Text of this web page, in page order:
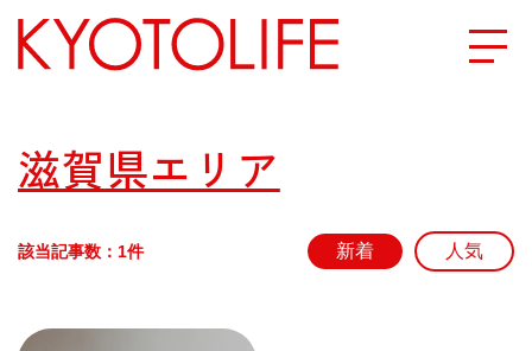
SPECIAL
滋賀県エリア
該当記事数：1件